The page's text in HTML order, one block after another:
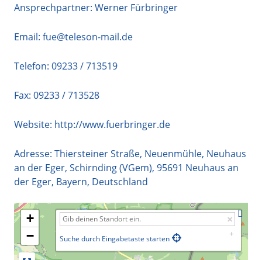
Ansprechpartner: Werner Fürbringer
Email: fue@teleson-mail.de
Telefon: 09233 / 713519
Fax: 09233 / 713528
Website: http://www.fuerbringer.de
Adresse: Thiersteiner Straße, Neuenmühle, Neuhaus
an der Eger, Schirnding (VGem), 95691 Neuhaus an
der Eger, Bayern, Deutschland
+
−
Suche durch Eingabetaste starten